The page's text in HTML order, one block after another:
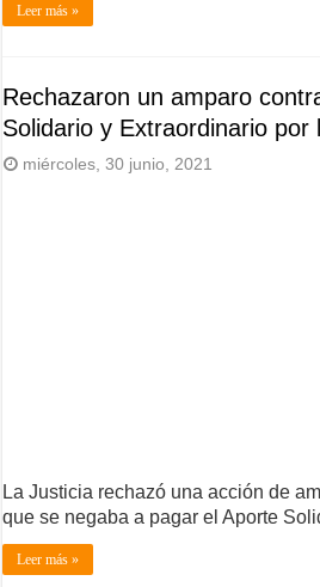
Leer más »
Rechazaron un amparo
Solidario y Extraordinario por
miércoles, 30 junio, 2021
La Justicia rechazó una acción de
que se negaba a pagar el Aporte
Leer más »